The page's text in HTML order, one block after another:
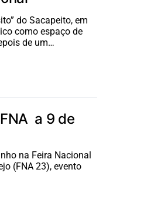
do Sacapeito, em
como espaço de
de um…
a 9 de
na Feira Nacional
(FNA 23), evento